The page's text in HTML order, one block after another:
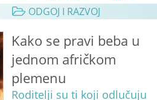
ODGOJ I RAZVOJ
Kako se pravi beba u
jednom afričkom
plemenu
Roditelji su ti koji odlučuju